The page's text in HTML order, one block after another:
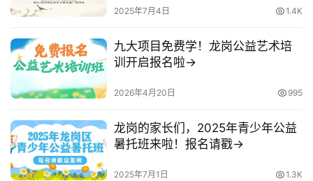
2025年7月4日 1.4K
九大项目免费学！龙岗公益艺术培
训开启报名啦→
2026年4月20日 995
龙岗的家长们，2025年青少年公益
暑托班来啦！报名请戳→
2025年7月1日 1.3K